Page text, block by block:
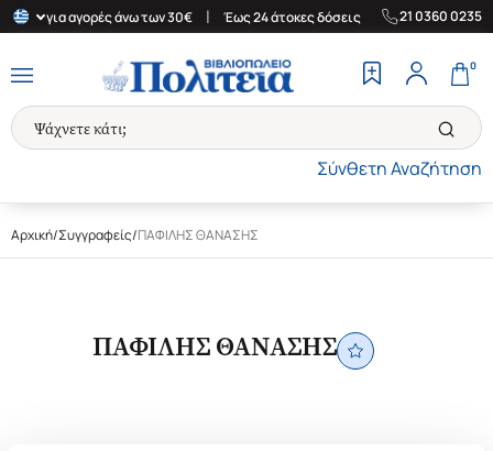
για αγορές άνω των 30€ Έως 24 άτοκες δόσεις | Δωρεάν
21 0360 0235
Σύνθετη Αναζήτηση
0
Αρχική/Συγγραφείς/ΠΑΦΙΛΗΣ ΘΑΝΑΣΗΣ
ΠΑΦΙΛΗΣ ΘΑΝΑΣΗΣ